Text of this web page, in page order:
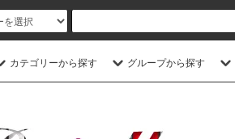
カテゴリーから探す グループから探す